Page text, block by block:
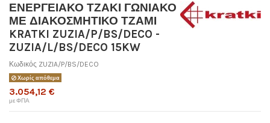
ΕΝΕΡΓΕΙΑΚΟ ΤΖΑΚΙ ΓΩΝΙΑΚΟ
ΜΕ ΔΙΑΚΟΣΜΗΤΙΚΟ ΤΖΑΜΙ
KRATKI ZUZIA/P/BS/DECO -
ZUZIA/L/BS/DECO 15KW
Κωδικός ZUZIA/P/BS/DECO
Χωρίς απόθεμα
3.054,12 €
με ΦΠΑ